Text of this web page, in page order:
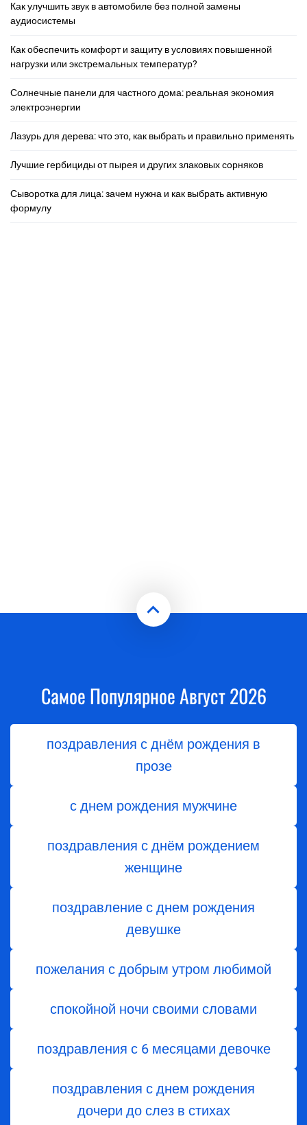
Как улучшить звук в автомобиле без полной замены
аудиосистемы
Как обеспечить комфорт и защиту в условиях повышенной
нагрузки или экстремальных температур?
Солнечные панели для частного дома: реальная экономия
электроэнергии
Лазурь для дерева: что это, как выбрать и правильно применять
Лучшие гербициды от пырея и других злаковых сорняков
Сыворотка для лица: зачем нужна и как выбрать активную
формулу
Самое Популярное Август 2026
поздравления с днём рождения в
прозе
с днем рождения мужчине
поздравления с днём рождением
женщине
поздравление с днем рождения
девушке
пожелания с добрым утром любимой
спокойной ночи своими словами
поздравления с 6 месяцами девочке
поздравления с днем ​​рождения
дочери до слез в стихах